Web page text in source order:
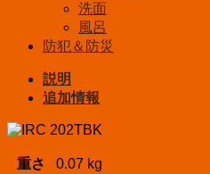
洗面
風呂
防犯＆防災
説明
追加情報
重さ
0.07 kg